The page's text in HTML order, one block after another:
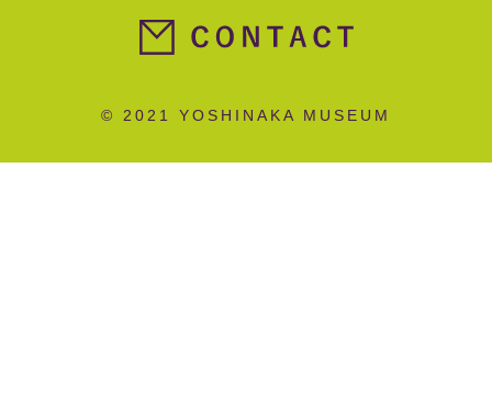
© 2021 YOSHINAKA MUSEUM